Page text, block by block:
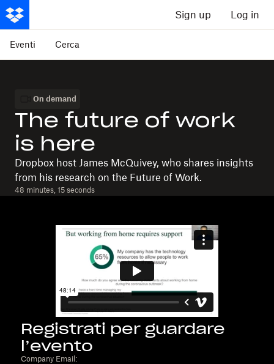
Sign up Log in
Eventi Cerca
On demand
The future of work
is here
Dropbox host James McQuivey, who shares insights
from his research on the Future of Work.
48 minutes, 15 seconds
Registrati per guardare
l’evento
Company Email: